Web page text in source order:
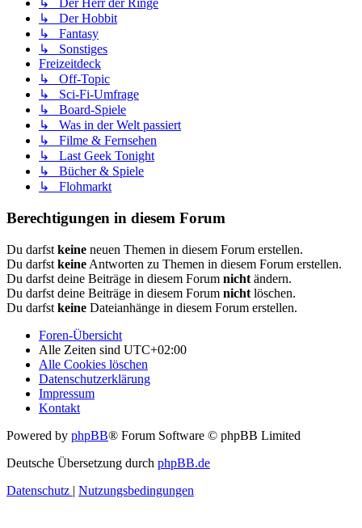
↳ Der Herr der Ringe
↳ Der Hobbit
↳ Fantasy
↳ Sonstiges
Freizeitdeck
↳ Off-Topic
↳ Sci-Fi-Umfrage
↳ Board-Spiele
↳ Was in der Welt passiert
↳ Filme & Fernsehen
↳ Last Geek Tonight
↳ Bücher & Spiele
↳ Flohmarkt
Berechtigungen in diesem Forum
Du darfst keine neuen Themen in diesem Forum erstellen.
Du darfst keine Antworten zu Themen in diesem Forum erstellen.
Du darfst deine Beiträge in diesem Forum nicht ändern.
Du darfst deine Beiträge in diesem Forum nicht löschen.
Du darfst keine Dateianhänge in diesem Forum erstellen.
Foren-Übersicht
Alle Zeiten sind UTC+02:00
Alle Cookies löschen
Datenschutzerklärung
Impressum
Kontakt
Powered by phpBB® Forum Software © phpBB Limited
Deutsche Übersetzung durch phpBB.de
Datenschutz | Nutzungsbedingungen